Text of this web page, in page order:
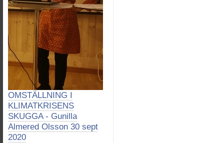
OMSTÄLLNING I
KLIMATKRISENS
SKUGGA - Gunilla
Almered Olsson 30 sept
2020